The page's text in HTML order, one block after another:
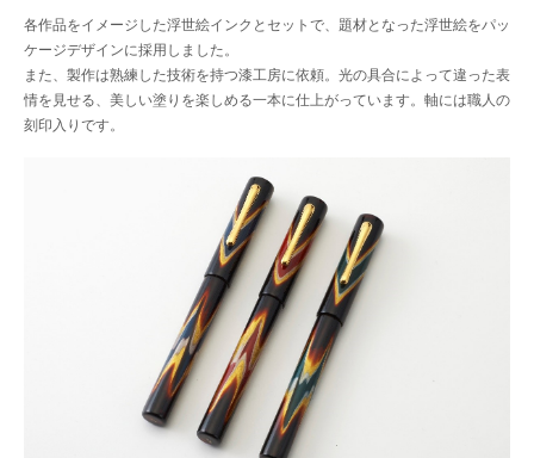
各作品をイメージした浮世絵インクとセットで、題材となった浮世絵をパッ
ケージデザインに採用しました。
また、製作は熟練した技術を持つ漆工房に依頼。光の具合によって違った表
情を見せる、美しい塗りを楽しめる一本に仕上がっています。軸には職人の
刻印入りです。